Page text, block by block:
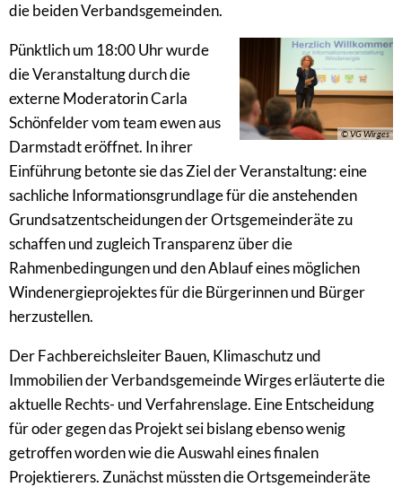
die beiden Verbandsgemeinden.
© VG Wirges
Pünktlich um 18:00 Uhr wurde
die Veranstaltung durch die
externe Moderatorin Carla
Schönfelder vom team ewen aus
Darmstadt eröffnet. In ihrer
Einführung betonte sie das Ziel der Veranstaltung: eine
sachliche Informationsgrundlage für die anstehenden
Grundsatzentscheidungen der Ortsgemeinderäte zu
schaffen und zugleich Transparenz über die
Rahmenbedingungen und den Ablauf eines möglichen
Windenergieprojektes für die Bürgerinnen und Bürger
herzustellen.
Der Fachbereichsleiter Bauen, Klimaschutz und
Immobilien der Verbandsgemeinde Wirges erläuterte die
aktuelle Rechts- und Verfahrenslage. Eine Entscheidung
für oder gegen das Projekt sei bislang ebenso wenig
getroffen worden wie die Auswahl eines finalen
Projektierers. Zunächst müssten die Ortsgemeinderäte